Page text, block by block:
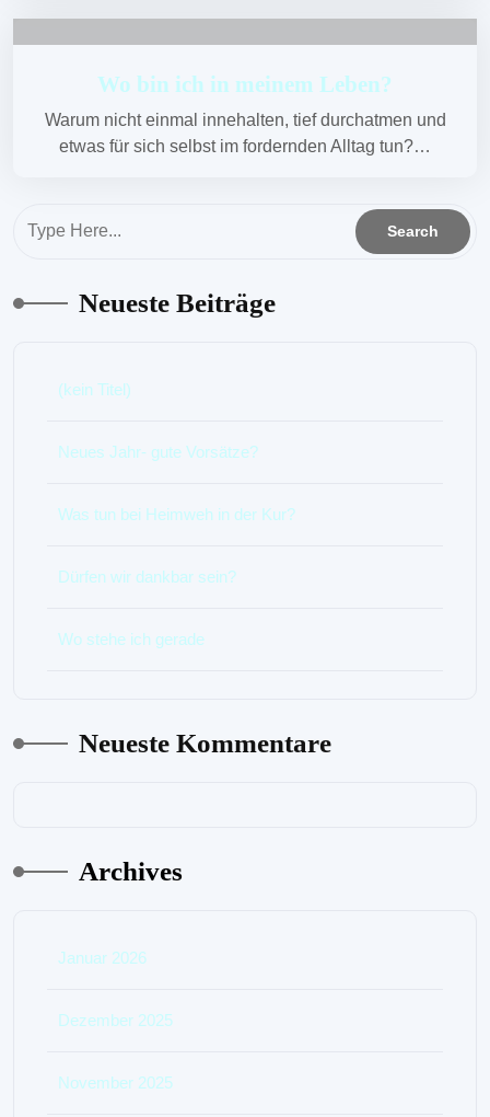
Wo bin ich in meinem Leben?
Warum nicht einmal innehalten, tief durchatmen und
etwas für sich selbst im fordernden Alltag tun?…
Neueste Beiträge
(kein Titel)
Neues Jahr- gute Vorsätze?
Was tun bei Heimweh in der Kur?
Dürfen wir dankbar sein?
Wo stehe ich gerade
Neueste Kommentare
Archives
Januar 2026
Dezember 2025
November 2025